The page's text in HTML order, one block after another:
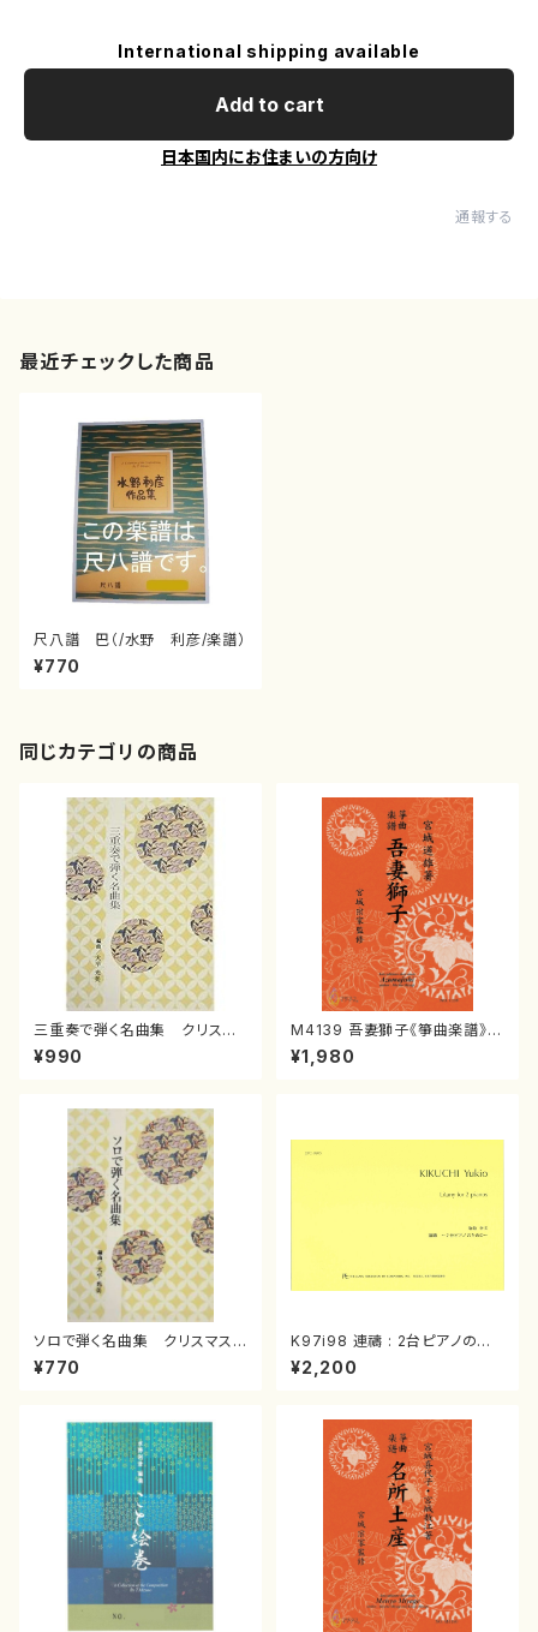
International shipping available
Add to cart
日本国内にお住まいの方向け
通報する
最近チェックした商品
尺八譜 巴（/水野 利彦/楽譜）
¥770
同じカテゴリの商品
三重奏で弾く名曲集 クリスマ
スメドレー( 箏2/大平光美 編
曲/楽譜）
¥990
M4139 吾妻獅子《箏曲楽譜》
（箏/宮城道雄著・宮城宗家監修/
箏曲古典楽譜）
¥1,980
ソロで弾く名曲集 クリスマス・
イブ／恋人がサンタクロース(
箏独奏 /大平光美 編曲/楽
¥770
K97i98 連禱 : 2台ピアノのた
めの（2 Pianos / 菊池 幸夫 /
楽譜）
¥2,200